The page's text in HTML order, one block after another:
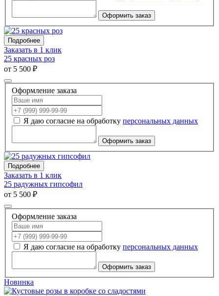
Оформить заказ
Подробнее
Заказать в 1 клик
25 красных роз
от 5 500 ₽
Оформление заказа
Я даю согласие на обработку персональных данных
Оформить заказ
Подробнее
Заказать в 1 клик
25 радужных гипсофил
от 5 500 ₽
Оформление заказа
Я даю согласие на обработку персональных данных
Оформить заказ
Новинка